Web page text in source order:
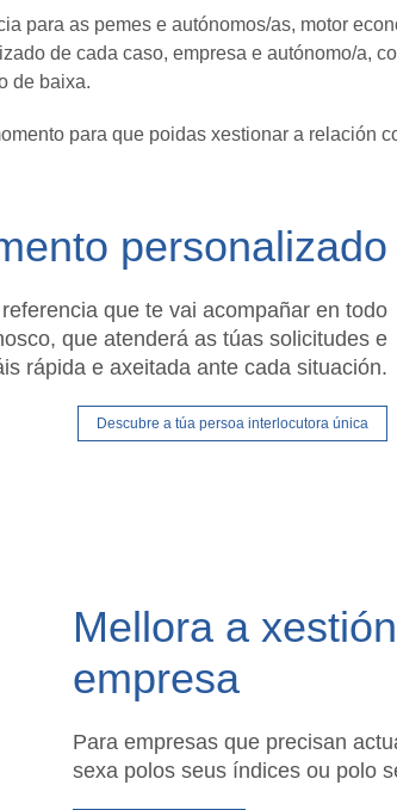
para as pemes e autónomos/as, motor
de cada caso, empresa e autónomo/a,
de baixa.
para que poidas xestionar a relación
personalizado
que te vai acompañar en todo
que atenderá as túas solicitudes e
rápida e axeitada ante cada situación.
Descubre a túa persoa interlocutora única
Mellora a
empresa
Para empresas que precisan
sexa polos seus índices ou polo